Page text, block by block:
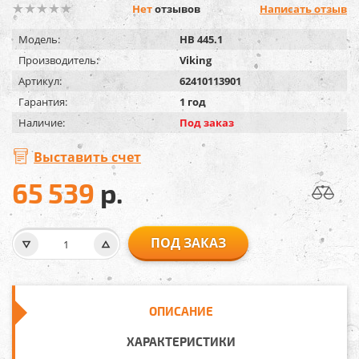
Нетотзывов Написать отзыв
Модель:
HB 445.1
Производитель:
Viking
Артикул:
62410113901
Гарантия:
1 год
Наличие:
Под заказ
Выставить счет
65 539 р.
ПОД ЗАКАЗ
ОПИСАНИЕ
ХАРАКТЕРИСТИКИ